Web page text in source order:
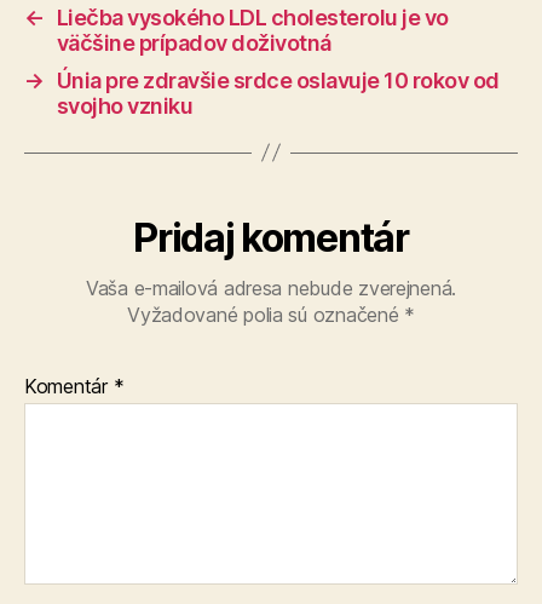
←
Liečba vysokého LDL cholesterolu je vo
väčšine prípadov doživotná
→
Únia pre zdravšie srdce oslavuje 10 rokov od
svojho vzniku
Pridaj komentár
Vaša e-mailová adresa nebude zverejnená.
Vyžadované polia sú označené *
Komentár *